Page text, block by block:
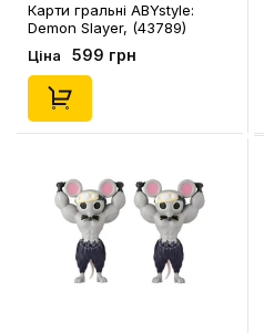
Карти гральні ABYstyle:
Demon Slayer, (43789)
Ціна 599 грн